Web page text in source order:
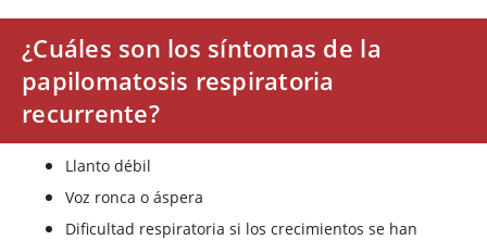
¿Cuáles son los síntomas de la
papilomatosis respiratoria
recurrente?
Llanto débil
Voz ronca o áspera
Dificultad respiratoria si los crecimientos se han